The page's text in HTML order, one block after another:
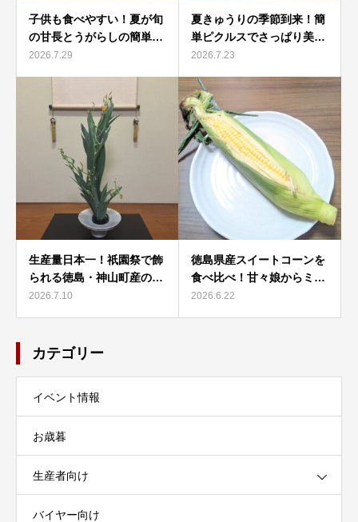
子供も食べやすい！夏が旬
の甘長とうがらしの簡単…
2026.7.29
夏きゅうりの季節到来！簡
単ピクルスでさっぱり美…
2026.7.23
生産量日本一！祇園祭で飾
られる徳島・神山町産の…
2026.7.10
徳島県産スイートコーンを
食べ比べ！甘々娘からミ…
2026.6.22
カテゴリー
イベント情報
お歳暮
生産者向け
バイヤー向け